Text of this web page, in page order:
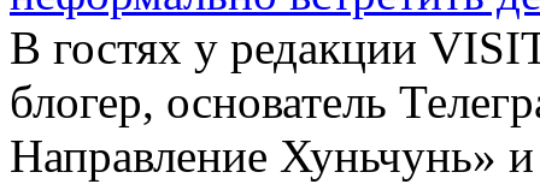
В гостях у редакции
блогер, основатель
Направление Хуньчунь»